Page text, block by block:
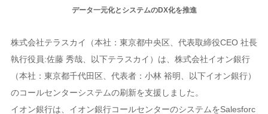
データ一元化とシステムのDX化を推進
株式会社テラスカイ（本社：東京都中央区、代表取締役CEO 社長
執行役員:佐藤 秀哉、以下テラスカイ）は、株式会社イオン銀行
（本社：東京都千代田区、代表者：小林 裕明、以下イオン銀行）
のコールセンターシステムの刷新を支援しました。
イオン銀行は、イオン銀行コールセンターのシステムをSalesforc